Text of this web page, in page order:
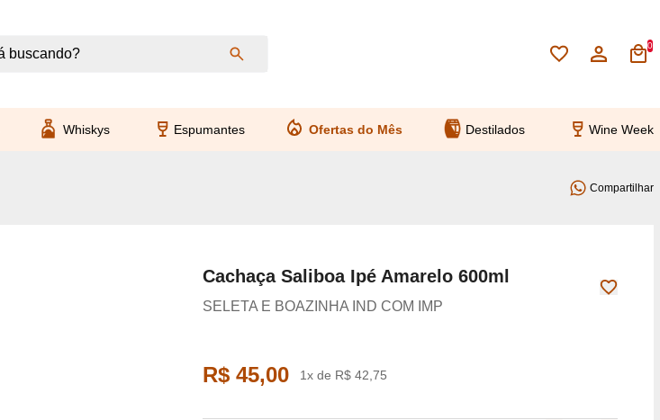
0
Whiskys Espumantes Ofertas do Mês Destilados Wine Week
Compartilhar
Cachaça Saliboa Ipé Amarelo 600ml
SELETA E BOAZINHA IND COM IMP
R$ 45,00 1x de R$ 42,75